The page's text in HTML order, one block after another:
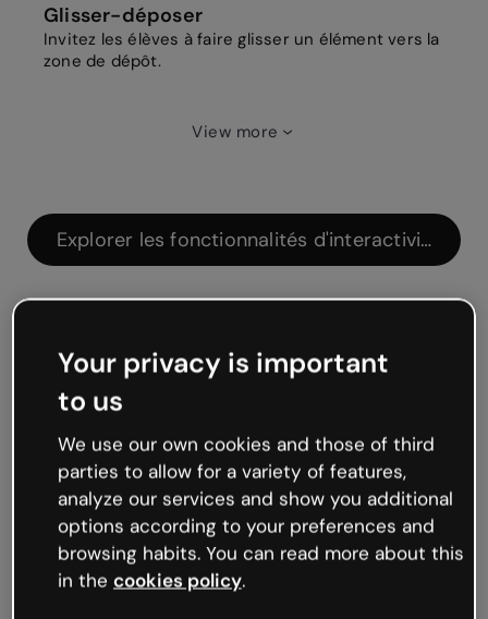
Glisser-déposer
Invitez les élèves à faire glisser un élément vers la
zone de dépôt.
View more
Explorer les fonctionnalités d'interactivité
IA Genially
Les outils d’IA intégrés vous aident
à créer du contenu et à accélérer
votre flux de travail.
Your privacy is important
to us
We use our own cookies and those of third
parties to allow for a variety of features,
analyze our services and show you additional
options according to your preferences and
browsing habits. You can read more about this
in the cookies policy.